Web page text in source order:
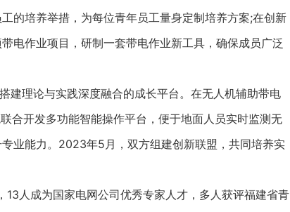
的培养举措，为每位青年员工量身定制培养方案;在创新
电作业项目，研制一套带电作业新工具，确保成员广泛
理论与实践深度融合的成长平台。在无人机辅助带电
合开发多功能智能操作平台，便于地面人员实时监测无
业能力。2023年5月，双方组建创新联盟，共同培养实
人成为国家电网公司优秀专家人才，多人获评福建省青